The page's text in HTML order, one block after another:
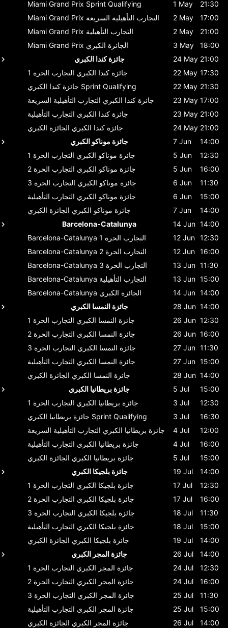
Miami Grand Prix Sprint Qualifying 1 May
21:30
Miami Grand Prix التجارب التأهيلية السريعة 2 May
17:00
Miami Grand Prix التجارب التأهيلية 2 May
21:00
Miami Grand Prix الجائزة الكبري 3 May
18:00
جائزة كندا الكبري
24 May 21:00
جائزة كندا الكبري التجارب الحرة 1 22 May 17:30
جائزة كندا الكبري Sprint Qualifying 22 May 21:30
جائزة كندا الكبري التجارب التأهيلية السريعة 23 May 17:00
جائزة كندا الكبري التجارب التأهيلية 23 May 21:00
جائزة كندا الكبري الجائزة الكبري 24 May 21:00
جائزة موناكو الكبري
7 Jun
14:00
جائزة موناكو الكبري التجارب الحرة 1 5 Jun
12:30
جائزة موناكو الكبري التجارب الحرة 2 5 Jun
16:00
جائزة موناكو الكبري التجارب الحرة 3 6 Jun
11:30
جائزة موناكو الكبري التجارب التأهيلية 6 Jun
15:00
جائزة موناكو الكبري الجائزة الكبري 7 Jun
14:00
Barcelona-Catalunya
14 Jun 14:00
Barcelona-Catalunya
التجارب الحرة 1 12 Jun 12:30
Barcelona-Catalunya
التجارب الحرة 2 12 Jun 16:00
Barcelona-Catalunya
التجارب الحرة 3 13 Jun 11:30
Barcelona-Catalunya التجارب التأهيلية 13 Jun 15:00
Barcelona-Catalunya الجائزة الكبري 14 Jun 14:00
جائزة النمسا الكبري
28 Jun 14:00
جائزة النمسا الكبري التجارب الحرة 1 26 Jun 12:30
جائزة النمسا الكبري التجارب الحرة 2 26 Jun 16:00
جائزة النمسا الكبري التجارب الحرة 3 27 Jun 11:30
جائزة النمسا الكبري التجارب التأهيلية 27 Jun 15:00
جائزة النمسا الكبري الجائزة الكبري 28 Jun 14:00
جائزة بريطانيا الكبري
5 Jul
15:00
جائزة بريطانيا الكبري التجارب الحرة 1 3 Jul
12:30
جائزة بريطانيا الكبري Sprint Qualifying 3 Jul
16:30
جائزة بريطانيا الكبري التجارب التأهيلية السريعة 4 Jul
12:00
جائزة بريطانيا الكبري التجارب التأهيلية 4 Jul
16:00
جائزة بريطانيا الكبري الجائزة الكبري 5 Jul
15:00
جائزة بلجيكا الكبري
19 Jul
14:00
جائزة بلجيكا الكبري التجارب الحرة 1 17 Jul
12:30
جائزة بلجيكا الكبري التجارب الحرة 2 17 Jul
16:00
جائزة بلجيكا الكبري التجارب الحرة 3 18 Jul
11:30
جائزة بلجيكا الكبري التجارب التأهيلية 18 Jul
15:00
جائزة بلجيكا الكبري الجائزة الكبري 19 Jul
14:00
جائزة المجر الكبري
26 Jul
14:00
جائزة المجر الكبري التجارب الحرة 1 24 Jul
12:30
جائزة المجر الكبري التجارب الحرة 2 24 Jul
16:00
جائزة المجر الكبري التجارب الحرة 3 25 Jul
11:30
جائزة المجر الكبري التجارب التأهيلية 25 Jul
15:00
جائزة المجر الكبري الجائزة الكبري 26 Jul
14:00